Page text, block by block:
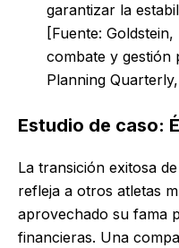
garantizar la
[Fuente:
combate y gestión
Planning
Estudio de caso:
La transición exitosa
refleja a otros atletas
aprovechado su fama
financieras. Una